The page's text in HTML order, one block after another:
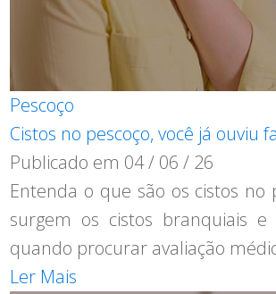
Pescoço
Cistos no pescoço, você já ouviu
Publicado em 04 / 06 / 26
Entenda o que são os cistos no
surgem os cistos branquiais e
quando procurar avaliação
Ler Mais